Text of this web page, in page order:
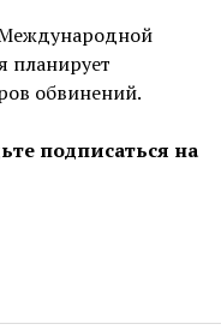
планирует
обвинений.
подписаться на